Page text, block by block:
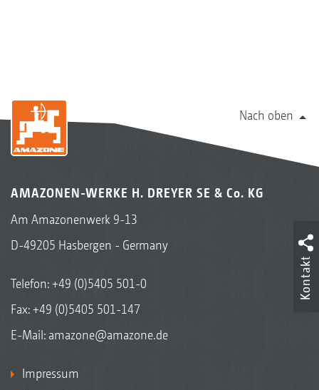
Nach oben
AMAZONEN-WERKE H. DREYER SE & Co. KG
Am Amazonenwerk 9-13
D-49205 Hasbergen - Germany
Telefon:+49 (0)5405 501-0
Fax: +49 (0)5405 501-147
E-Mail: amazone@amazone.de
Impressum
Kontakt